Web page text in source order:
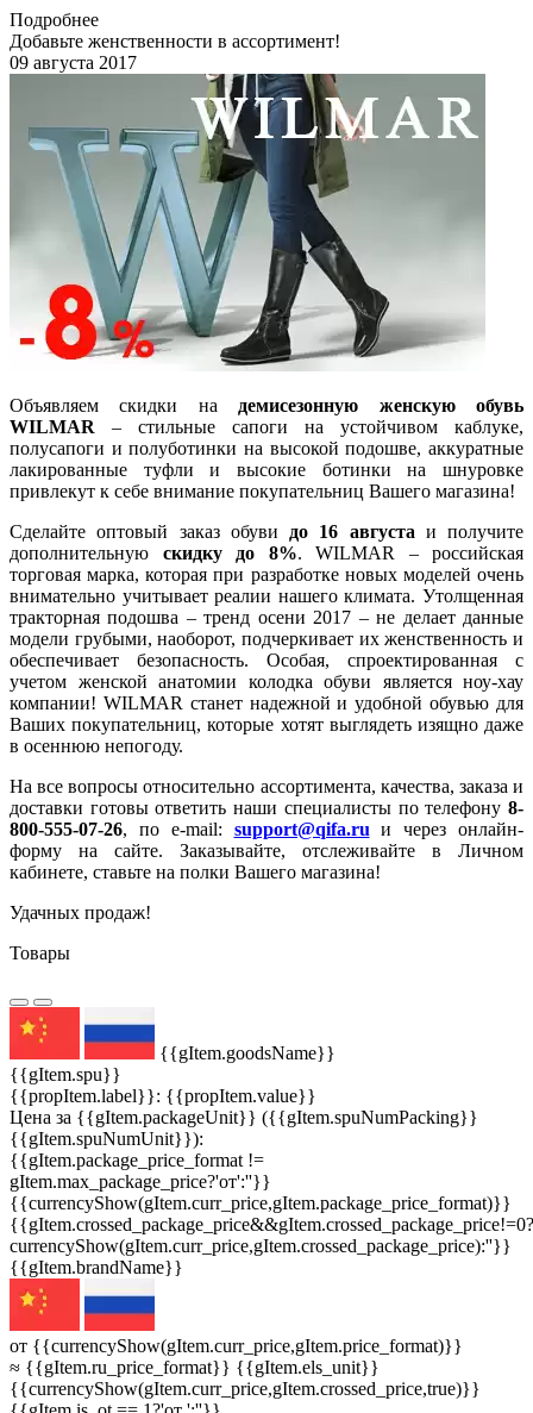
Подробнее
Добавьте женственности в ассортимент!
09 августа 2017
Объявляем скидки на демисезонную женскую обувь
WILMAR – стильные сапоги на устойчивом каблуке,
полусапоги и полуботинки на высокой подошве, аккуратные
лакированные туфли и высокие ботинки на шнуровке
привлекут к себе внимание покупательниц Вашего магазина!
Сделайте оптовый заказ обуви до 16 августа и получите
дополнительную скидку до 8%. WILMAR – российская
торговая марка, которая при разработке новых моделей очень
внимательно учитывает реалии нашего климата. Утолщенная
тракторная подошва – тренд осени 2017 – не делает данные
модели грубыми, наоборот, подчеркивает их женственность и
обеспечивает безопасность. Особая, спроектированная с
учетом женской анатомии колодка обуви является ноу-хау
компании! WILMAR станет надежной и удобной обувью для
Ваших покупательниц, которые хотят выглядеть изящно даже
в осеннюю непогоду.
На все вопросы относительно ассортимента, качества, заказа и
доставки готовы ответить наши специалисты по телефону 8-
800-555-07-26, по e-mail: support@qifa.ru и через онлайн-
форму на сайте. Заказывайте, отслеживайте в Личном
кабинете, ставьте на полки Вашего магазина!
Удачных продаж!
Товары
{{gItem.goodsName}}
{{gItem.spu}}
{{propItem.label}}: {{propItem.value}}
Цена за {{gItem.packageUnit}} ({{gItem.spuNumPacking}}
{{gItem.spuNumUnit}}):
{{gItem.package_price_format !=
gItem.max_package_price?'от':''}}
{{currencyShow(gItem.curr_price,gItem.package_price_format)}}
{{gItem.crossed_package_price&&gItem.crossed_package_price!=0?
currencyShow(gItem.curr_price,gItem.crossed_package_price):''}}
{{gItem.brandName}}
от {{currencyShow(gItem.curr_price,gItem.price_format)}}
≈ {{gItem.ru_price_format}} {{gItem.els_unit}}
{{currencyShow(gItem.curr_price,gItem.crossed_price,true)}}